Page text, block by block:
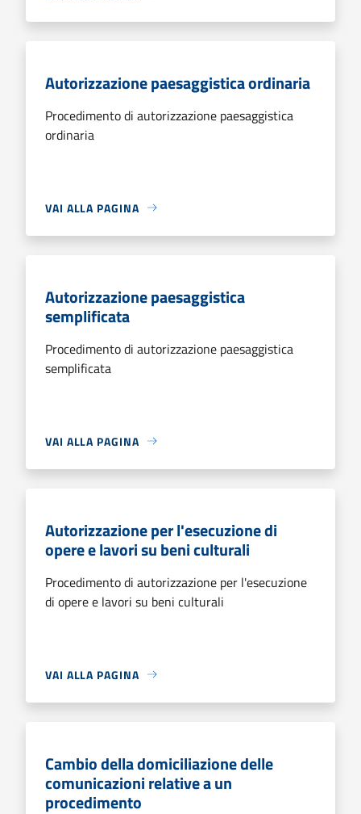
Autorizzazione paesaggistica ordinaria
Procedimento di autorizzazione paesaggistica
ordinaria
VAI ALLA PAGINA
Autorizzazione paesaggistica
semplificata
Procedimento di autorizzazione paesaggistica
semplificata
VAI ALLA PAGINA
Autorizzazione per l'esecuzione di
opere e lavori su beni culturali
Procedimento di autorizzazione per l'esecuzione
di opere e lavori su beni culturali
VAI ALLA PAGINA
Cambio della domiciliazione delle
comunicazioni relative a un
procedimento